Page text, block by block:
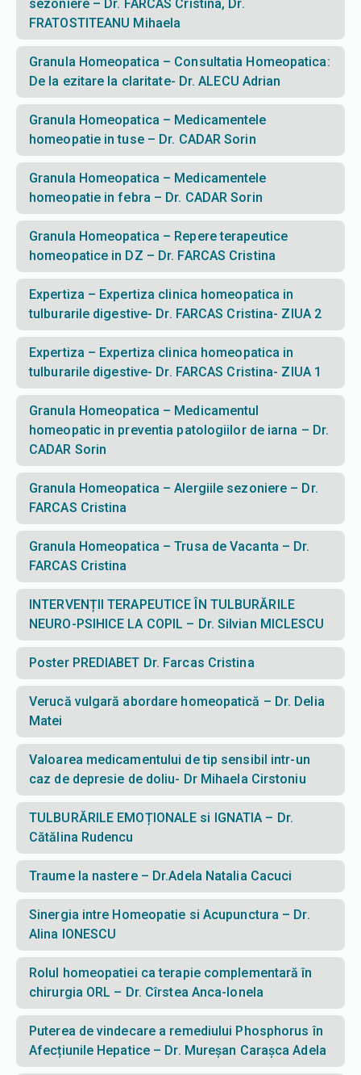
sezoniere – Dr. FARCAS Cristina, Dr.
FRATOSTITEANU Mihaela
Granula Homeopatica – Consultatia Homeopatica:
De la ezitare la claritate- Dr. ALECU Adrian
Granula Homeopatica – Medicamentele
homeopatie in tuse – Dr. CADAR Sorin
Granula Homeopatica – Medicamentele
homeopatie in febra – Dr. CADAR Sorin
Granula Homeopatica – Repere terapeutice
homeopatice in DZ – Dr. FARCAS Cristina
Expertiza – Expertiza clinica homeopatica in
tulburarile digestive- Dr. FARCAS Cristina- ZIUA 2
Expertiza – Expertiza clinica homeopatica in
tulburarile digestive- Dr. FARCAS Cristina- ZIUA 1
Granula Homeopatica – Medicamentul
homeopatic in preventia patologiilor de iarna – Dr.
CADAR Sorin
Granula Homeopatica – Alergiile sezoniere – Dr.
FARCAS Cristina
Granula Homeopatica – Trusa de Vacanta – Dr.
FARCAS Cristina
INTERVENȚII TERAPEUTICE ÎN TULBURĂRILE
NEURO-PSIHICE LA COPIL – Dr. Silvian MICLESCU
Poster PREDIABET Dr. Farcas Cristina
Verucă vulgară abordare homeopatică – Dr. Delia
Matei
Valoarea medicamentului de tip sensibil intr-un
caz de depresie de doliu- Dr Mihaela Cirstoniu
TULBURĂRILE EMOȚIONALE si IGNATIA – Dr.
Cătălina Rudencu
Traume la nastere – Dr.Adela Natalia Cacuci
Sinergia intre Homeopatie si Acupunctura – Dr.
Alina IONESCU
Rolul homeopatiei ca terapie complementară în
chirurgia ORL – Dr. Cîrstea Anca-Ionela
Puterea de vindecare a remediului Phosphorus în
Afecțiunile Hepatice – Dr. Mureșan Carașca Adela